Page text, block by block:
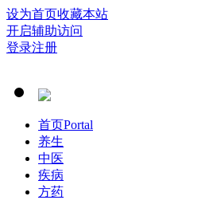
设为首页收藏本站
开启辅助访问
登录注册
首页Portal
养生
中医
疾病
方药